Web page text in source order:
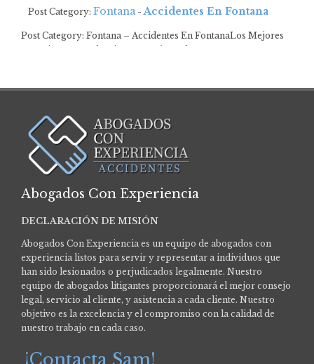
Post Category: Fontana-Accidentes En Fontana
Post Category: Fontana – Accidentes En FontanaLos Mejores
Abogados Con Experiencia
DECLARACIÓN DE MISIÓN
Abogados Con Experiencia es un equipo de abogados con
experiencia listos para servir y representar a individuos que
han sido lesionados o perjudicados legalmente. Nuestro
equipo de abogados litigantes proporcionará el mejor consejo
legal, servicio al cliente, y asistencia a cada cliente. Nuestro
objetivo es la excelencia y el compromiso con la calidad de
nuestro trabajo en cada caso.
¡Contacta Sam!